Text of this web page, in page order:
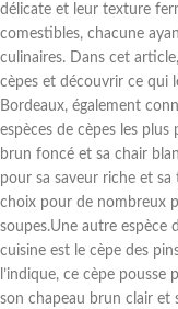
délicate et leur texture
comestibles, chacune
culinaires. Dans cet
cèpes et découvrir ce qui
Bordeaux, également
espèces de cèpes les
brun foncé et sa chair
pour sa saveur riche et
choix pour de nombreux
soupes.Une autre espèce
cuisine est le cèpe des
l’indique, ce cèpe
son chapeau brun clair et